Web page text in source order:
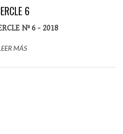
6
Nº 6 - 2018
MÁS